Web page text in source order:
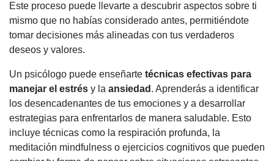
Este proceso puede llevarte a descubrir aspectos sobre ti
mismo que no habías considerado antes, permitiéndote
tomar decisiones más alineadas con tus verdaderos
deseos y valores.
Un psicólogo puede enseñarte técnicas efectivas para
manejar el estrés y la ansiedad . Aprenderás a identificar
los desencadenantes de tus emociones y a desarrollar
estrategias para enfrentarlos de manera saludable. Esto
incluye técnicas como la respiración profunda, la
meditación mindfulness o ejercicios cognitivos que pueden